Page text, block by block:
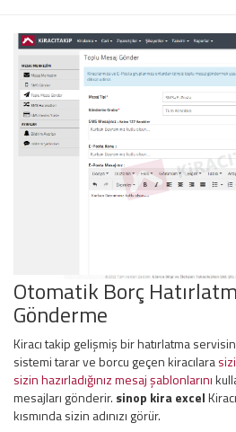
Otomatik Borç
Gönderme
Kiracı takip gelişmiş bir hatırlatma
sistemi tarar ve borcu geçen kiracılara
sizin hazırladığınız mesaj şablonlarını
mesajları gönderir. sinop kira excel
kısmında sizin adınızı görür.